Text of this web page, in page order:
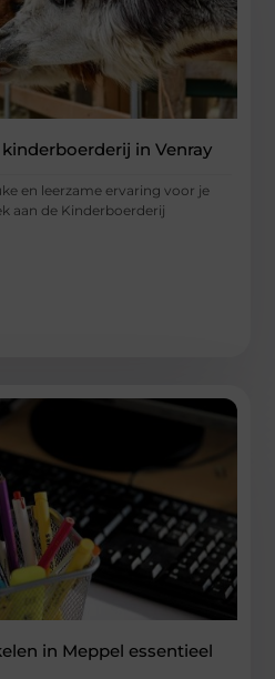
in Venray
en leerzame ervaring voor je
aan de Kinderboerderij
in Meppel essentieel